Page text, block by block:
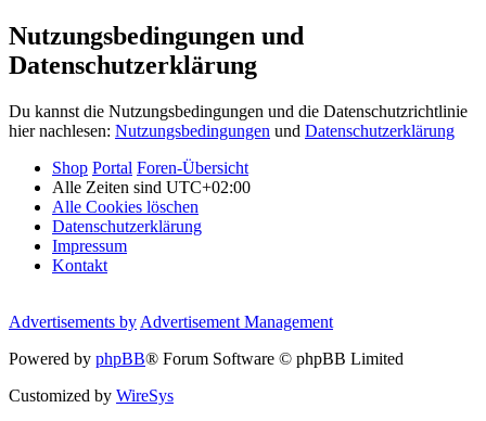
Nutzungsbedingungen und
Datenschutzerklärung
Du kannst die Nutzungsbedingungen und die Datenschutzrichtlinie
hier nachlesen: Nutzungsbedingungen und Datenschutzerklärung
Shop Portal Foren-Übersicht
Alle Zeiten sind UTC+02:00
Alle Cookies löschen
Datenschutzerklärung
Impressum
Kontakt
Advertisements by Advertisement Management
Powered by phpBB® Forum Software © phpBB Limited
Customized by WireSys